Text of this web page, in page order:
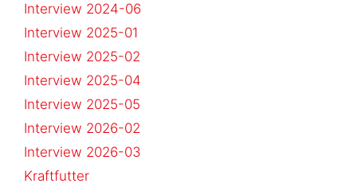
Interview 2024-06
Interview 2025-01
Interview 2025-02
Interview 2025-04
Interview 2025-05
Interview 2026-02
Interview 2026-03
Kraftfutter